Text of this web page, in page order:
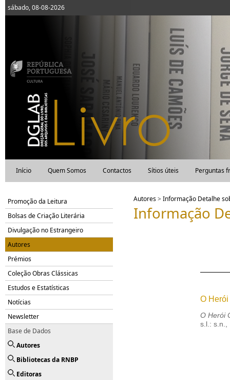
sábado, 08-08-2026
Início Quem Somos Contactos Sítios úteis Perguntas
Promoção da Leitura
Bolsas de Criação Literária
Divulgação no Estrangeiro
Autores
Prémios
Coleção Obras Clássicas
Estudos e Estatísticas
Notícias
Newsletter
Base de Dados
Autores
Bibliotecas da RNBP
Editoras
Autores>Informação Detalhe
Informação
O Herói
O Herói
s.l.: s.n.,